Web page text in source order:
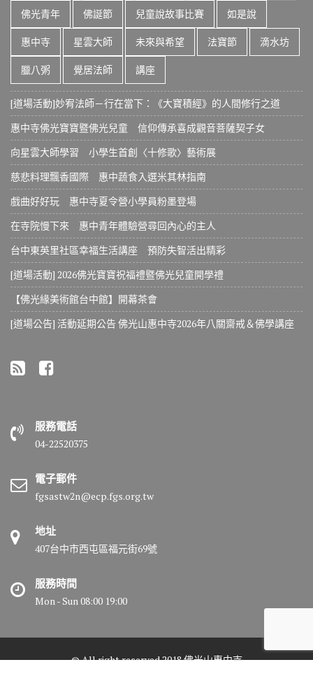
佛光青年 佛誕節 兒童說故事比賽 如是說
惠中寺 星雲大師 未來與希望 法寶節 滴水坊
臘八粥 覺居法師 講座
[道場活動]妙宥法師－行在當下：《大寶積經》的人間修行之道
惠中寺佛光寶寶暨佛光兒童 信仰傳承喜成觀音菩薩契子女
向星雲大師學習 小學生首創〈十修歌〉藝術展
慈悲料理飄香國際 惠中蔬食入選米其林指南
戲曲好好玩 惠中寺夏令營小學員粉墨登場
在寺院慢下來 惠中青年體驗營尋回內心的主人
台中東英里社區幸福生活講座 預防失智活出精彩
[道場活動] 2026佛光寶寶祝福禮暨佛光兒童開學禮
【佛光緣美術館台中館】開幕茶會
[道場公告] 活動延期公告 佛光山惠中寺2026年八關齋戒＆佛學講座
服務電話
04-22520375
電子郵件
fgsastw2n@ecp.fgs.org.tw
地址
407台中市西屯區福元街69號
服務時間
Mon - Sun 08:00 19:00
© All right reserved 2018 佛光山惠中寺